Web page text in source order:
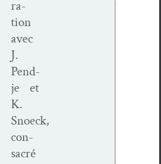
ra­
tion
avec
J.
Pend­
je et
K.
Snoeck,
con­
sacré